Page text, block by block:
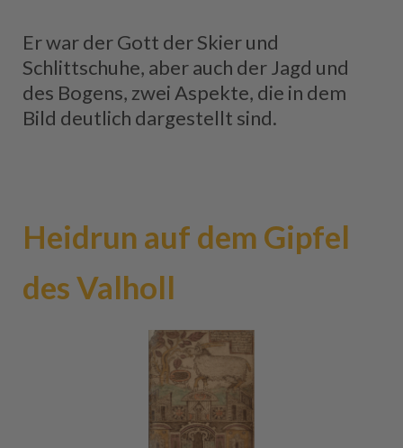
Er war der Gott der Skier und
Schlittschuhe, aber auch der Jagd und
des Bogens, zwei Aspekte, die in dem
Bild deutlich dargestellt sind.
Heidrun auf dem Gipfel
des Valholl